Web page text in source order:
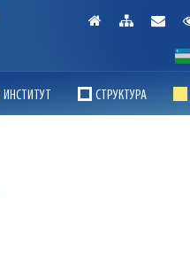
ИНСТИТУТ СТРУКТУРА